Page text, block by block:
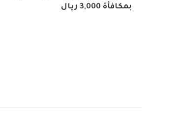
بمكافأة 3,000 ريال